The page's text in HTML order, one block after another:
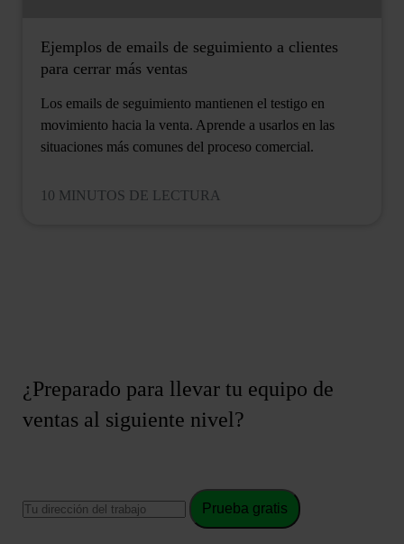
Ejemplos de emails de seguimiento a clientes
para cerrar más ventas
Los emails de seguimiento mantienen el testigo en
movimiento hacia la venta. Aprende a usarlos en las
situaciones más comunes del proceso comercial.
10 MINUTOS DE LECTURA
¿Preparado para llevar tu equipo de
ventas al siguiente nivel?
Prueba gratis